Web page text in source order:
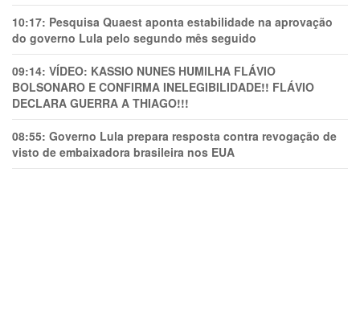
10:17: Pesquisa Quaest aponta estabilidade na aprovação
do governo Lula pelo segundo mês seguido
09:14: VÍDEO: KASSIO NUNES HUMlLHA FLÁVIO
BOLSONARO E CONFIRMA INELEGIBILIDADE!! FLÁVIO
DECLARA GUERRA A THIAGO!!!
08:55: Governo Lula prepara resposta contra revogação de
visto de embaixadora brasileira nos EUA